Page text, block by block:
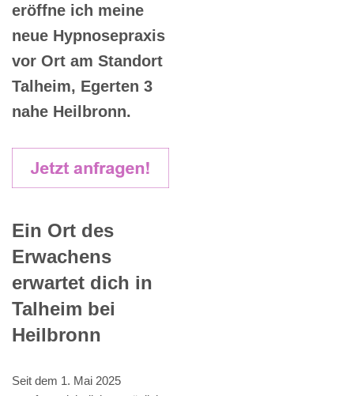
eröffne ich meine
neue Hypnosepraxis
vor Ort am Standort
Talheim, Egerten 3
nahe Heilbronn.
Ein Ort des
Erwachens
erwartet dich in
Talheim bei
Heilbronn
Seit dem 1. Mai 2025